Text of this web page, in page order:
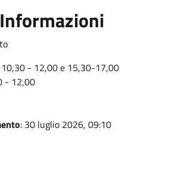
- 12,00 e 15,30-17,00
- 12,00
: 30 luglio 2026, 09:10